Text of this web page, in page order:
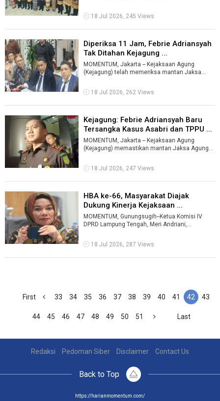
Mandala Alam, ...
18 Jul 2026, 245 Views
Diperiksa 11 Jam, Febrie Adriansyah
Tak Ditahan Kejagung ...
MOMENTUM, Jakarta -- Kejaksaan Agung
(Kejagung) telah memeriksa mantan Jaksa
(Jampidsus) Febr ...
18 Jul 2026, 262 Views
Kejagung: Febrie Adriansyah Baru
Tersangka Kasus Asabri dan TPPU ...
MOMENTUM, Jakarta -- Kejaksaan Agung
(Kejagung) memastikan mantan Jaksa Agung
Ad ...
18 Jul 2026, 247 Views
HBA ke-66, Masyarakat Diajak
Dukung Kinerja Kejaksaan ...
MOMENTUM, Gunungsugih--Ketua Komisi IV
DPRD Lampung Tengah, Meri Andriani,
Kejaksaan da ...
18 Jul 2026, 287 Views
First 33 34 35 36 37 38 39 40 41 42 43
44 45 46 47 48 49 50 51 Last
Redaksi Pedoman Siber Disclaimer Contact Us
Back to Top
https://harianmomentum.com/